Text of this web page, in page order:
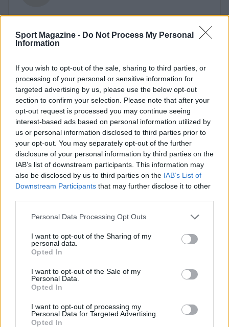
Sport Magazine - Do Not Process My Personal
Information
If you wish to opt-out of the sale, sharing to third parties, or
processing of your personal or sensitive information for
targeted advertising by us, please use the below opt-out
section to confirm your selection. Please note that after your
opt-out request is processed you may continue seeing
interest-based ads based on personal information utilized by
us or personal information disclosed to third parties prior to
your opt-out. You may separately opt-out of the further
disclosure of your personal information by third parties on the
IAB’s list of downstream participants. This information may
also be disclosed by us to third parties on the IAB’s List of
Downstream Participants that may further disclose it to other
Please note that this website/app uses one or more Google
not limited to your visit or usage behaviour. You may click to
grant or deny consent to Google and its third-party tags to
use your data for below specified purposes in below Google
consent section.
Personal Data Processing Opt Outs
I want to opt-out of the Sharing of my
personal data.
Opted In
I want to opt-out of the Sale of my
Personal Data.
Opted In
I want to opt-out of processing my
Personal Data for Targeted Advertising.
Opted In
Continua a leggere
TENNIS